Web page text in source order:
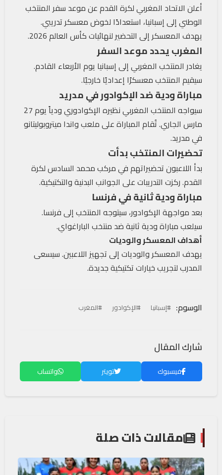
أعلن الاتحاد المغربي لكرة القدم عن موعد سفر المنتخب
الوطني إلى إسبانيا، استعدادًا لخوض معسكر تدريبي.
يهدف المعسكر إلى التحضير لنهائيات كأس العالم 2026.
المغرب يحدد موعد السفر
يغادر المنتخب المغربي إلى إسبانيا يوم الأربعاء القادم.
سيقيم المنتخب معسكرًا إعداديًا خارجيًا.
مباراة ودية ضد الإكوادور في مدريد
سيواجه المنتخب المغربي نظيره الإكوادوري ودياً يوم 27
مارس الجاري. تُقام المباراة على ملعب واندا ميتروبوليتانو
في مدريد.
تحضيرات المنتخب بدأت
بدأ اللاعبون تحضيراتهم في مركب محمد السادس لكرة
القدم. ركزت التدريبات على الجوانب البدنية والتكتيكية.
مباراة ودية ثانية في فرنسا
بعد مواجهة الإكوادور، سيتوجه المنتخب إلى فرنسا.
سيلعب مباراة ودية ثانية ضد منتخب الباراغواي.
أهداف المعسكر والوديات
يهدف المعسكر والوديات إلى تجهيز اللاعبين. سيسعى
المدرب لتجريب خيارات تكتيكية جديدة.
الوسوم: #إسبانيا #الإكوادور #المغرب
شارك المقال
فيسبوك تويتر واتساب
مقالات ذات صلة